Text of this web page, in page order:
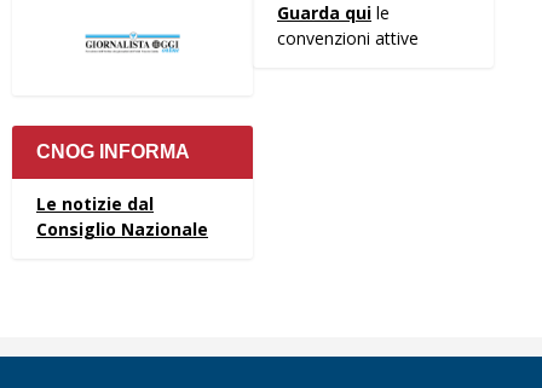
Guarda qui le
convenzioni attive
CNOG INFORMA
Le notizie dal
Consiglio Nazionale